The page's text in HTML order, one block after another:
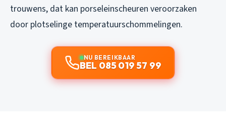
trouwens, dat kan porseleinscheuren veroorzaken
door plotselinge temperatuurschommelingen.
NU BEREIKBAAR
BEL 085 019 57 99